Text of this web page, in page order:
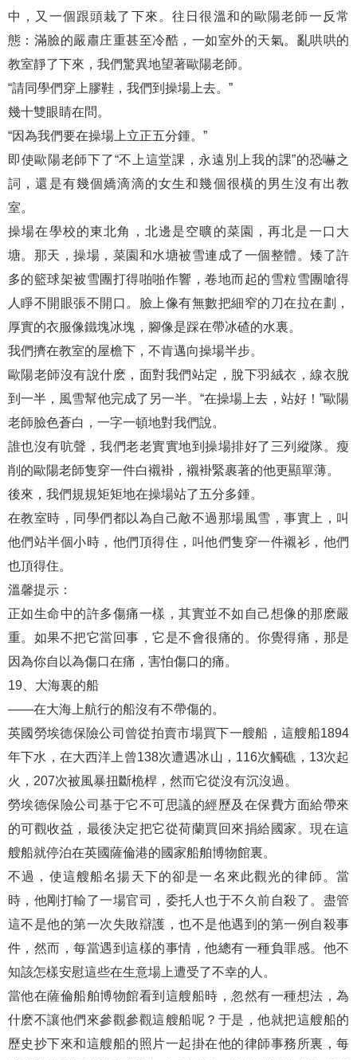
中，又一個跟頭栽了下來。往日很溫和的歐陽老師一反常
態：滿臉的嚴肅庄重甚至冷酷，一如室外的天氣。亂哄哄的
教室靜了下來，我們驚異地望著歐陽老師。
“請同學們穿上膠鞋，我們到操場上去。”
幾十雙眼睛在問。
“因為我們要在操場上立正五分鍾。”
即使歐陽老師下了“不上這堂課，永遠別上我的課”的恐嚇之
詞，還是有幾個嬌滴滴的女生和幾個很橫的男生沒有出教
室。
操場在學校的東北角，北邊是空曠的菜園，再北是一口大
塘。那天，操場，菜園和水塘被雪連成了一個整體。矮了許
多的籃球架被雪團打得啪啪作響，卷地而起的雪粒雪團嗆得
人睜不開眼張不開口。臉上像有無數把細窄的刀在拉在劃，
厚實的衣服像鐵塊冰塊，腳像是踩在帶冰碴的水裏。
我們擠在教室的屋檐下，不肯邁向操場半步。
歐陽老師沒有說什麽，面對我們站定，脫下羽絨衣，線衣脫
到一半，風雪幫他完成了另一半。“在操場上去，站好！”歐陽
老師臉色蒼白，一字一頓地對我們說。
誰也沒有吭聲，我們老老實實地到操場排好了三列縱隊。瘦
削的歐陽老師隻穿一件白襯褂，襯褂緊裹著的他更顯單薄。
後來，我們規規矩矩地在操場站了五分多鍾。
在教室時，同學們都以為自己敵不過那場風雪，事實上，叫
他們站半個小時，他們頂得住，叫他們隻穿一件襯衫，他們
也頂得住。
溫馨提示：
正如生命中的許多傷痛一樣，其實並不如自己想像的那麽嚴
重。如果不把它當回事，它是不會很痛的。你覺得痛，那是
因為你自以為傷口在痛，害怕傷口的痛。
19、大海裏的船
——在大海上航行的船沒有不帶傷的。
英國勞埃德保險公司曾從拍賣市場買下一艘船，這艘船1894
年下水，在大西洋上曾138次遭遇冰山，116次觸礁，13次起
火，207次被風暴扭斷桅桿，然而它從沒有沉沒過。
勞埃德保險公司基于它不可思議的經歷及在保費方面給帶來
的可觀收益，最後決定把它從荷蘭買回來捐給國家。現在這
艘船就停泊在英國薩倫港的國家船舶博物館裏。
不過，使這艘船名揚天下的卻是一名來此觀光的律師。當
時，他剛打輸了一場官司，委托人也于不久前自殺了。盡管
這不是他的第一次失敗辯護，也不是他遇到的第一例自殺事
件，然而，每當遇到這樣的事情，他總有一種負罪感。他不
知該怎樣安慰這些在生意場上遭受了不幸的人。
當他在薩倫船舶博物館看到這艘船時，忽然有一種想法，為
什麽不讓他們來參觀參觀這艘船呢？于是，他就把這艘船的
歷史抄下來和這艘船的照片一起掛在他的律師事務所裏，每